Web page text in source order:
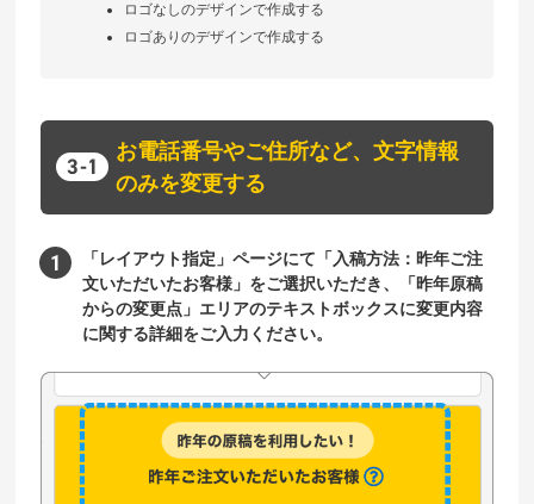
ロゴなしのデザインで作成する
ロゴありのデザインで作成する
お電話番号やご住所など、文字情報
のみを変更する
「レイアウト指定」ページにて「入稿方法：昨年ご注
文いただいたお客様」をご選択いただき、「昨年原稿
からの変更点」エリアのテキストボックスに変更内容
に関する詳細をご入力ください。